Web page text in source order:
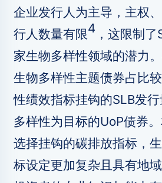
企业发行人为主导，主权
行人数量有限4 ，这限制
家生物多样性领域的潜力
生物多样性主题债券占比
性绩效指标挂钩的SLB发
多样性为目标的UoP债券
选择挂钩的碳排放指标，
标设定更加复杂且具有地